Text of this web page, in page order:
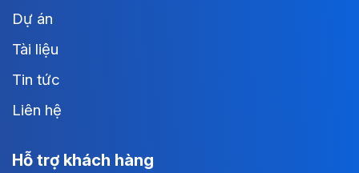
Dự án
Tài liệu
Tin tức
Liên hệ
Hỗ trợ khách hàng